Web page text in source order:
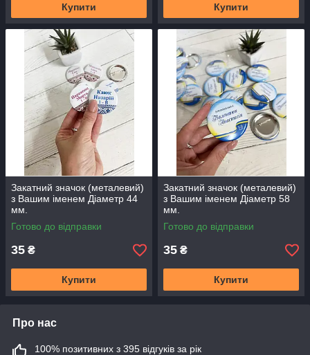
Купити Купити
Закатний значок (металевий)
з Вашим іменем Діаметр 44
мм.
Готово до відправки
35 ₴
Купити
Закатний значок (металевий)
з Вашим іменем Діаметр 58
мм.
Готово до відправки
35 ₴
Купити
Про нас
100% позитивних з 395 відгуків за рік